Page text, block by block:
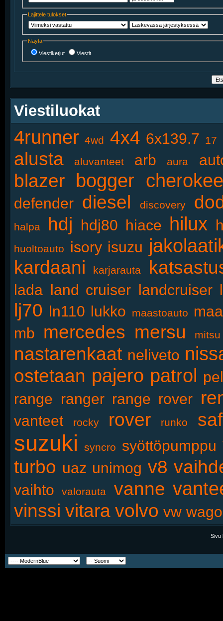
Lajittele tulokset
Näytä
Viestiketjut Viestit
Viestiluokat
4runner 4wd 4x4 6x139.7 17
alusta aluvanteet arb aura
blazer bogger cherokee
defender diesel discovery
halpa hdj hdj80 hiace hilux
huoltoauto isory isuzu
kardaani karjarauta
lada land cruiser landcruiser
lj70 ln110 lukko maastoauto
mb mercedes mersu mitsu
nastarenkaat neliveto
ostetaan pajero patrol
range ranger range rover
vanteet rocky rover runko
suzuki syncro syöttöpumppu
turbo uaz unimog v8
vaihto valorauta vanne
vinssi vitara volvo vw
Sivu